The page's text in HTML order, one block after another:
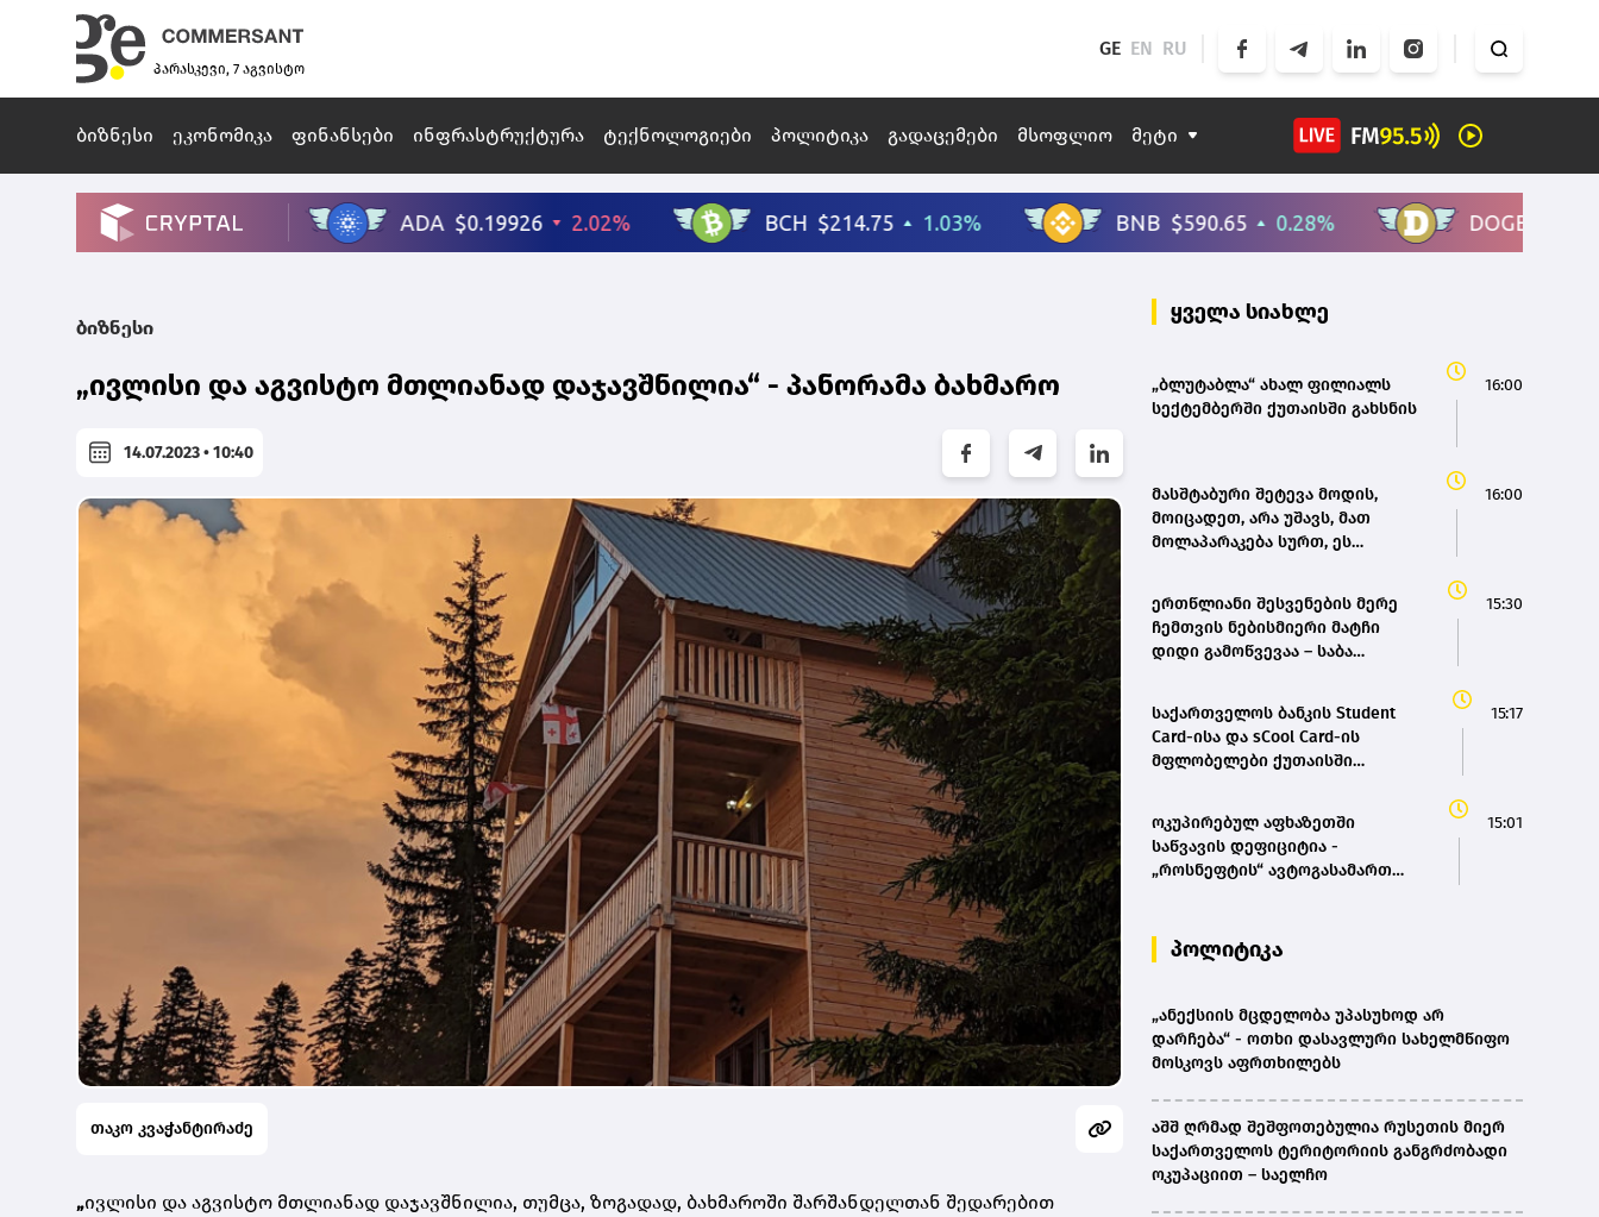
პარასკევი, 7 აგვისტო
GE EN RU
ბიზნესი ეკონომიკა ფინანსები ინფრასტრუქტურა ტექნოლოგიები პოლიტიკა გადაცემები მსოფლიო მეტი
ბიზნესი
„ივლისი და აგვისტო მთლიანად დაჯავშნილია“ - პანორამა ბახმარო
14.07.2023 • 10:40
თაკო კვაჭანტირაძე
„ივლისი და აგვისტო მთლიანად დაჯავშნილია, თუმცა, ზოგადად, ბახმაროში შარშანდელთან შედარებით
ყველა სიახლე
„ბლუტაბლა“ ახალ ფილიალს
სექტემბერში ქუთაისში გახსნის
16:00
მასშტაბური შეტევა მოდის,
მოიცადეთ, არა უშავს, მათ
მოლაპარაკება სურთ, ეს
თავმჯდომარე
16:00
ერთწლიანი შესვენების მერე
ჩემთვის ნებისმიერი მატჩი
დიდი გამოწვევაა – საბა
15:30
საქართველოს ბანკის Student
Card-ისა და sCool Card-ის
მფლობელები ქუთაისში
15:17
ოკუპირებულ აფხაზეთში
საწვავის დეფიციტია -
„როსნეფტის“ ავტოგასამართ
ავტომობილზე მხოლოდ 20
ლიტრის ჩასხმის შეზღუდვა
კვლევის ინსტიტუტი“
15:01
პოლიტიკა
„ანექსიის მცდელობა უპასუხოდ არ
დარჩება“ - ოთხი დასავლური სახელმწიფო
მოსკოვს აფრთხილებს
აშშ ღრმად შეშფოთებულია რუსეთის მიერ
საქართველოს ტერიტორიის განგრძობადი
ოკუპაციით – საელჩო